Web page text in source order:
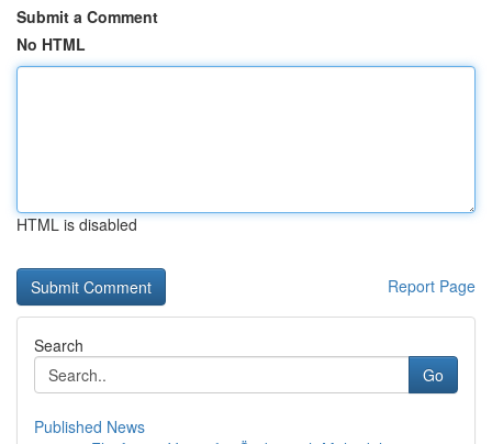
Submit a Comment
No HTML
HTML is disabled
Report Page
Search
Go
Published News